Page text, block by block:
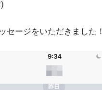
セージをいただきました！